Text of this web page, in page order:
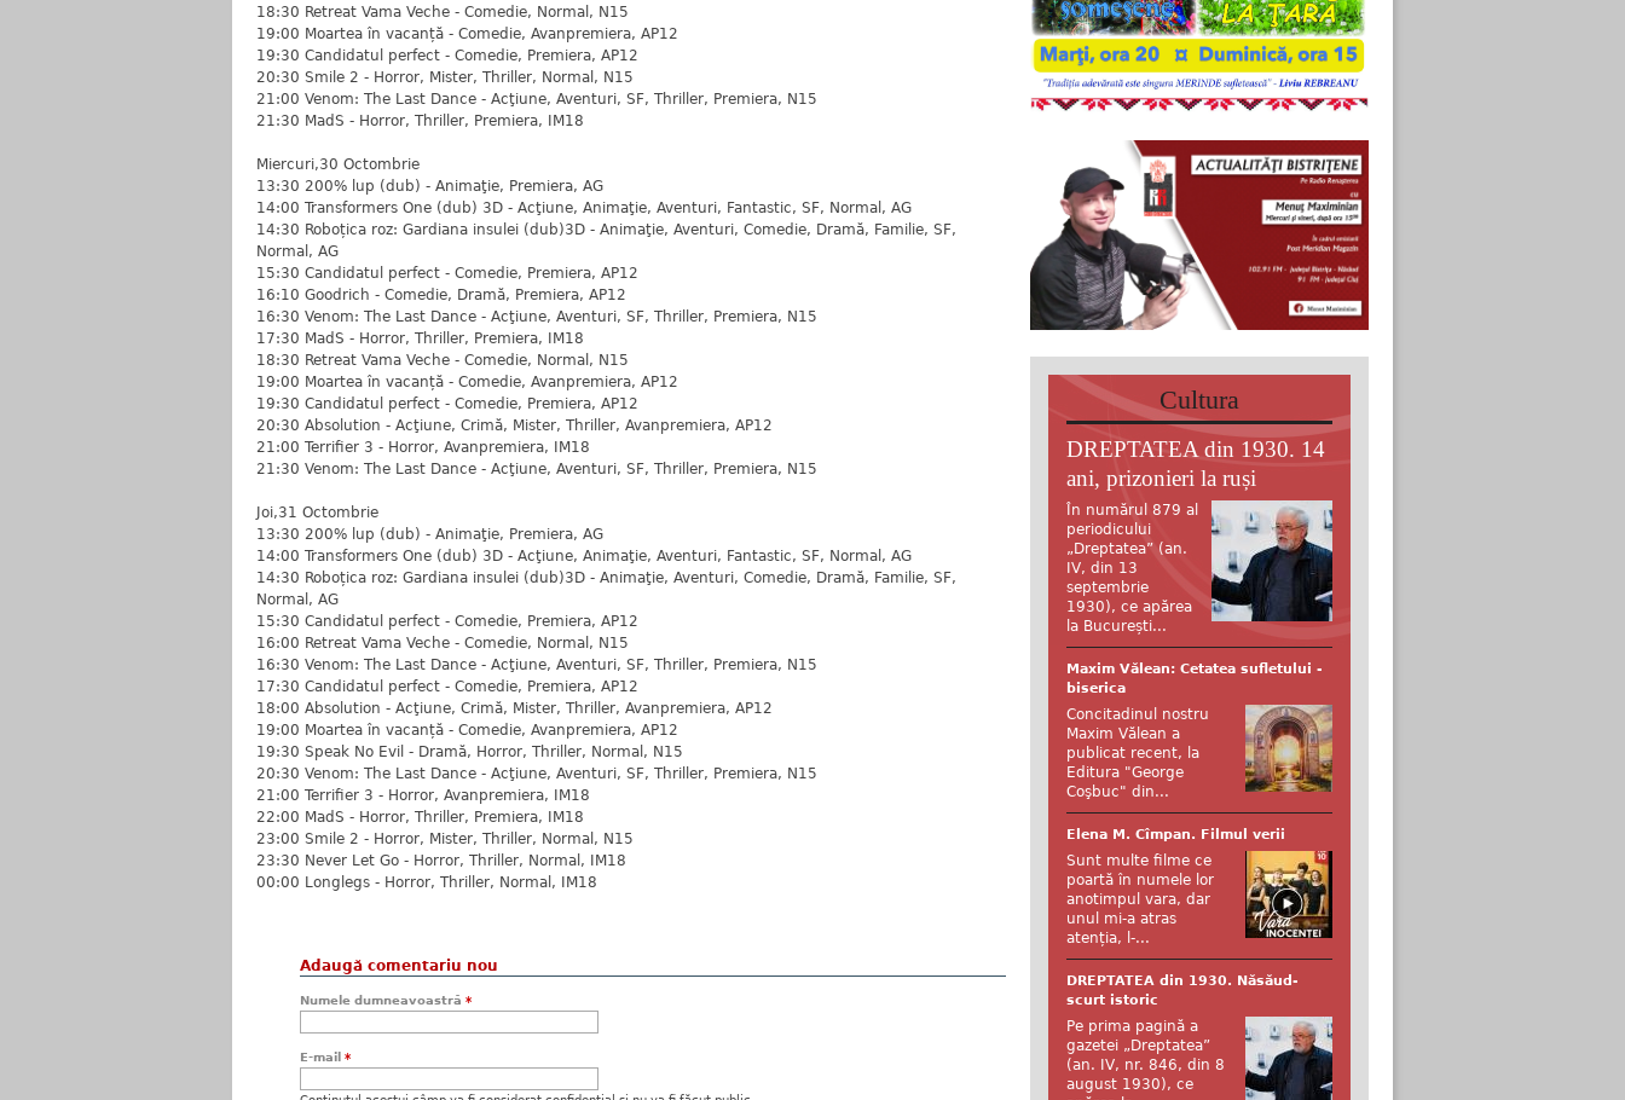
18:30 Retreat Vama Veche - Comedie, Normal, N15
19:00 Moartea în vacanță - Comedie, Avanpremiera, AP12
19:30 Candidatul perfect - Comedie, Premiera, AP12
20:30 Smile 2 - Horror, Mister, Thriller, Normal, N15
21:00 Venom: The Last Dance - Acţiune, Aventuri, SF, Thriller, Premiera, N15
21:30 MadS - Horror, Thriller, Premiera, IM18
Miercuri,30 Octombrie
13:30 200% lup (dub) - Animaţie, Premiera, AG
14:00 Transformers One (dub) 3D - Acţiune, Animaţie, Aventuri, Fantastic, SF, Normal, AG
14:30 Roboțica roz: Gardiana insulei (dub)3D - Animaţie, Aventuri, Comedie, Dramă, Familie, SF,
Normal, AG
15:30 Candidatul perfect - Comedie, Premiera, AP12
16:10 Goodrich - Comedie, Dramă, Premiera, AP12
16:30 Venom: The Last Dance - Acţiune, Aventuri, SF, Thriller, Premiera, N15
17:30 MadS - Horror, Thriller, Premiera, IM18
18:30 Retreat Vama Veche - Comedie, Normal, N15
19:00 Moartea în vacanță - Comedie, Avanpremiera, AP12
19:30 Candidatul perfect - Comedie, Premiera, AP12
20:30 Absolution - Acţiune, Crimă, Mister, Thriller, Avanpremiera, AP12
21:00 Terrifier 3 - Horror, Avanpremiera, IM18
21:30 Venom: The Last Dance - Acţiune, Aventuri, SF, Thriller, Premiera, N15
Joi,31 Octombrie
13:30 200% lup (dub) - Animaţie, Premiera, AG
14:00 Transformers One (dub) 3D - Acţiune, Animaţie, Aventuri, Fantastic, SF, Normal, AG
14:30 Roboțica roz: Gardiana insulei (dub)3D - Animaţie, Aventuri, Comedie, Dramă, Familie, SF,
Normal, AG
15:30 Candidatul perfect - Comedie, Premiera, AP12
16:00 Retreat Vama Veche - Comedie, Normal, N15
16:30 Venom: The Last Dance - Acţiune, Aventuri, SF, Thriller, Premiera, N15
17:30 Candidatul perfect - Comedie, Premiera, AP12
18:00 Absolution - Acţiune, Crimă, Mister, Thriller, Avanpremiera, AP12
19:00 Moartea în vacanță - Comedie, Avanpremiera, AP12
19:30 Speak No Evil - Dramă, Horror, Thriller, Normal, N15
20:30 Venom: The Last Dance - Acţiune, Aventuri, SF, Thriller, Premiera, N15
21:00 Terrifier 3 - Horror, Avanpremiera, IM18
22:00 MadS - Horror, Thriller, Premiera, IM18
23:00 Smile 2 - Horror, Mister, Thriller, Normal, N15
23:30 Never Let Go - Horror, Thriller, Normal, IM18
00:00 Longlegs - Horror, Thriller, Normal, IM18
Adaugă comentariu nou
Numele dumneavoastră *
E-mail *
Cultura
DREPTATEA din 1930. 14
ani, prizonieri la ruși
În numărul 879 al
periodicului
„Dreptatea” (an.
IV, din 13
septembrie
1930), ce apărea
la București...
Maxim Vălean: Cetatea sufletului -
biserica
Concitadinul nostru
Maxim Vălean a
publicat recent, la
Editura "George
Coşbuc" din...
Elena M. Cîmpan. Filmul verii
Sunt multe filme ce
poartă în numele lor
anotimpul vara, dar
unul mi-a atras
atenția, l-...
DREPTATEA din 1930. Năsăud-
scurt istoric
Pe prima pagină a
gazetei „Dreptatea”
(an. IV, nr. 846, din 8
august 1930), ce